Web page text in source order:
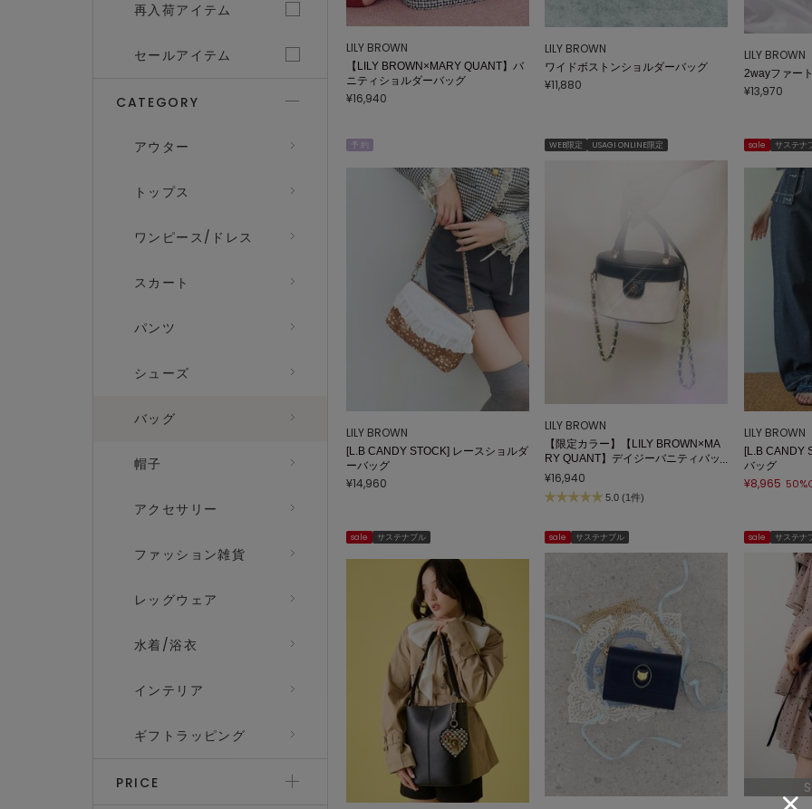
再入荷アイテム
セールアイテム
CATEGORY
アウター
トップス
ワンピース/ドレス
スカート
パンツ
シューズ
バッグ
帽子
アクセサリー
ファッション雑貨
レッグウェア
水着/浴衣
インテリア
ギフトラッピング
PRICE
LILY BROWN
【LILY BROWN×MARY QUANT】バ
ニティショルダーバッグ
¥16,940
LILY BROWN
ワイドボストンショルダーバッグ
¥11,880
LILY BROWN
2wayファー
¥13,970
予 約
LILY BROWN
[L.B CANDY STOCK] レースショルダ
ーバッグ
¥14,960
WEB限定 USAGI ONLINE限定
LILY BROWN
【限定カラー】【LILY BROWN×MA
RY QUANT】デイジーバニティバッ
グ
¥16,940
5.0 (1件)
sale サステナ
LILY BROWN
[L.B CANDY
バッグ
¥8,965
sale サステナブル sale サステナブル sale サステナ